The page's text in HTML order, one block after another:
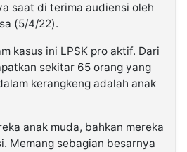
saat di terima audiensi oleh
(5/4/22).
kasus ini LPSK pro aktif. Dari
sekitar 65 orang yang
kerangkeng adalah anak
anak muda, bahkan mereka
Memang sebagian besarnya